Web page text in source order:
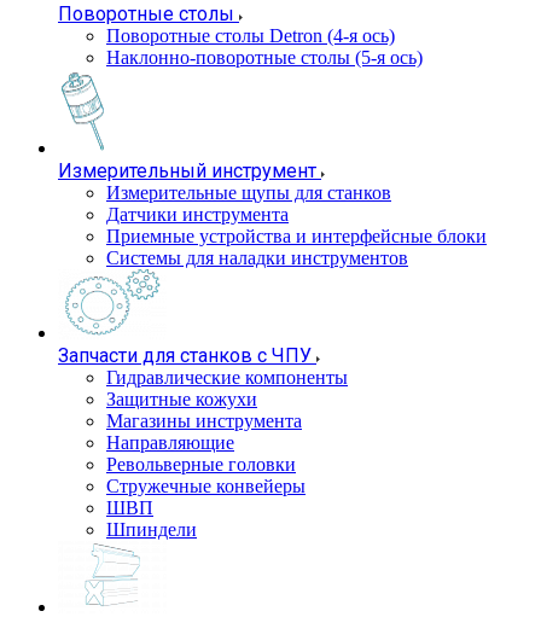
Поворотные столы
Поворотные столы Detron (4-я ось)
Наклонно-поворотные столы (5-я ось)
Измерительный инструмент
Измерительные щупы для станков
Датчики инструмента
Приемные устройства и интерфейсные блоки
Системы для наладки инструментов
Запчасти для станков с ЧПУ
Гидравлические компоненты
Защитные кожухи
Магазины инструмента
Направляющие
Револьверные головки
Стружечные конвейеры
ШВП
Шпиндели